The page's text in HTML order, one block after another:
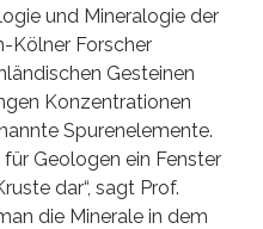
und Mineralogie der
Kölner Forscher
Gesteinen
Konzentrationen
Spurenelemente.
Geologen ein Fenster
dar“, sagt Prof.
die Minerale in dem